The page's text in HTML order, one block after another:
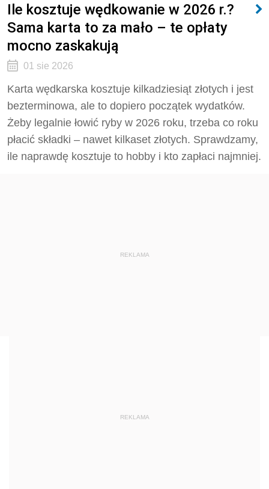
Ile kosztuje wędkowanie w 2026 r.?
Sama karta to za mało – te opłaty
mocno zaskakują
01 sie 2026
Karta wędkarska kosztuje kilkadziesiąt złotych i jest
bezterminowa, ale to dopiero początek wydatków.
Żeby legalnie łowić ryby w 2026 roku, trzeba co roku
płacić składki – nawet kilkaset złotych. Sprawdzamy,
ile naprawdę kosztuje to hobby i kto zapłaci najmniej.
REKLAMA
REKLAMA